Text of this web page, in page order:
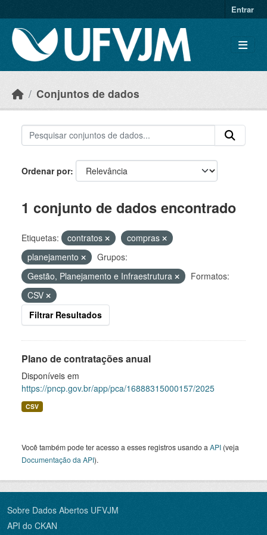
Entrar
Conjuntos de dados
Ordenar por
1 conjunto de dados encontrado
Etiquetas: contratos
compras
planejamento
Grupos:
Gestão, Planejamento e Infraestrutura
Formatos:
CSV
Filtrar Resultados
Plano de contratações anual
Disponíveis em
https://pncp.gov.br/app/pca/16888315000157/2025
CSV
Você também pode ter acesso a esses registros usando a API (veja
Documentação da API).
Sobre Dados Abertos UFVJM
API do CKAN